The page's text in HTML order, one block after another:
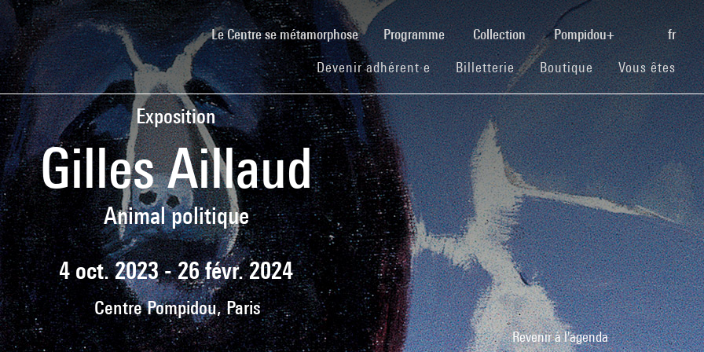
Le Centre se métamorphose(current)Programme Collection Pompidou+ fr
Devenir adhérent·e(current)Billetterie(current)Boutique(current)Vous êtes
Exposition
Gilles Aillaud
Animal politique
4 oct. 2023 - 26 févr. 2024
Centre Pompidou, Paris
Revenir à l'agenda